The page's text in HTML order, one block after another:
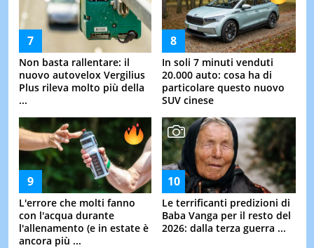
Non basta rallentare: il
nuovo autovelox Vergilius
Plus rileva molto più della
...
In soli 7 minuti venduti
20.000 auto: cosa ha di
particolare questo nuovo
SUV cinese
L'errore che molti fanno
con l'acqua durante
l'allenamento (e in estate è
ancora più ...
Le terrificanti predizioni di
Baba Vanga per il resto del
2026: dalla terza guerra ...